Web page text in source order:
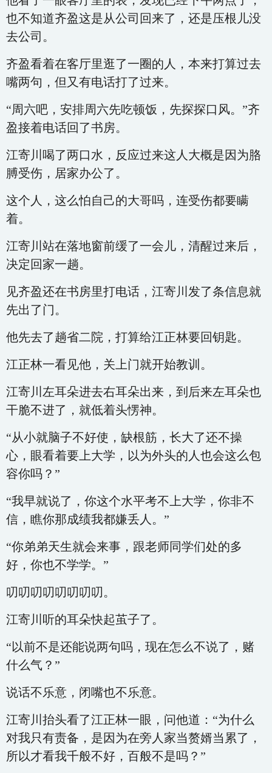
也不知道齐盈这是从公司回来了，还是压根儿没
去公司。
齐盈看着在客厅里逛了一圈的人，本来打算过去
嘴两句，但又有电话打了过来。
“周六吧，安排周六先吃顿饭，先探探口风。”齐
盈接着电话回了书房。
江寄川喝了两口水，反应过来这人大概是因为胳
膊受伤，居家办公了。
这个人，这么怕自己的大哥吗，连受伤都要瞒
着。
江寄川站在落地窗前缓了一会儿，清醒过来后，
决定回家一趟。
见齐盈还在书房里打电话，江寄川发了条信息就
先出了门。
他先去了趟省二院，打算给江正林要回钥匙。
江正林一看见他，关上门就开始教训。
江寄川左耳朵进去右耳朵出来，到后来左耳朵也
干脆不进了，就低着头愣神。
“从小就脑子不好使，缺根筋，长大了还不操
心，眼看着要上大学，以为外头的人也会这么包
容你吗？”
“我早就说了，你这个水平考不上大学，你非不
信，瞧你那成绩我都嫌丢人。”
“你弟弟天生就会来事，跟老师同学们处的多
好，你也不学学。”
叨叨叨叨叨叨叨叨。
江寄川听的耳朵快起茧子了。
“以前不是还能说两句吗，现在怎么不说了，赌
什么气？”
说话不乐意，闭嘴也不乐意。
江寄川抬头看了江正林一眼，问他道：“为什么
对我只有责备，是因为在旁人家当赘婿当累了，
所以才看我千般不好，百般不是吗？”